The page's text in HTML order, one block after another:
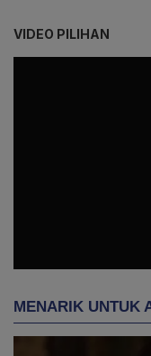
VIDEO PILIHAN